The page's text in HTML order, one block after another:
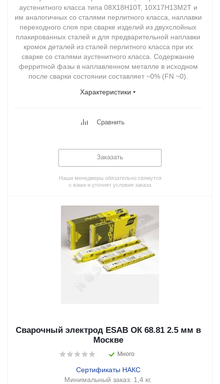
аустенитного класса типа 08Х18Н10Т, 10Х17Н13М2Т и
им аналогичных со сталями перлитного класса, наплавки
переходного слоя при сварке изделий из двухслойных
плакированных сталей и для предварительной наплавки
кромок деталей из сталей перлитного класса при их
сварке со сталями аустенитного класса. Содержание
ферритной фазы в наплавленном металле в исходном
после сварки состоянии составляет ~0% (FN ~0).
Характеристики
Сравнить
Заказать
Наши менеджеры обязательно свяжутся
с вами и уточнят условия заказа
Сварочный электрод ESAB ОК 68.81 2.5 мм в
Москве
Много
Сертификаты НАКС
Минимальный заказ: 1,4 кг.